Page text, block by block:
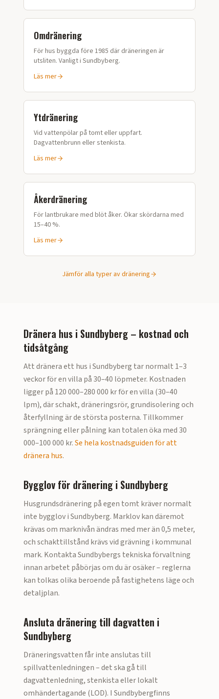
Omdränering
För hus byggda före 1985 där dräneringen är
utsliten. Vanligt i Sundbyberg.
Läs mer
Ytdränering
Vid vattenpölar på tomt eller uppfart.
Dagvattenbrunn eller stenkista.
Läs mer
Åkerdränering
För lantbrukare med blöt åker. Ökar skördarna med
15–40 %.
Läs mer
Jämför alla typer av dränering
Dränera hus i Sundbyberg – kostnad och
tidsåtgång
Att dränera ett hus iSundbyberg tar normalt 1–3
veckor för en villa på 30–40 löpmeter. Kostnaden
ligger på 120 000–280 000 kr för en villa (30–40
lpm), där schakt, dräneringsrör, grundisolering och
återfyllning är de största posterna. Tillkommer
sprängning eller pålning kan totalen öka med 30
000–100 000 kr.Se hela kostnadsguiden för att
dränera hus.
Bygglov för dränering i Sundbyberg
Husgrundsdränering på egen tomt kräver normalt
inte bygglov iSundbyberg. Marklov kan däremot
krävas om marknivån ändras med mer än 0,5 meter,
och schakttillstånd krävs vid grävning i kommunal
mark. KontaktaSundbybergs tekniska förvaltning
innan arbetet påbörjas om du är osäker – reglerna
kan tolkas olika beroende på fastighetens läge och
detaljplan.
Ansluta dränering till dagvatten i
Sundbyberg
Dräneringsvatten får inte anslutas till
spillvattenledningen – det ska gå till
dagvattenledning, stenkista eller lokalt
omhändertagande (LOD). I Sundbybergfinns